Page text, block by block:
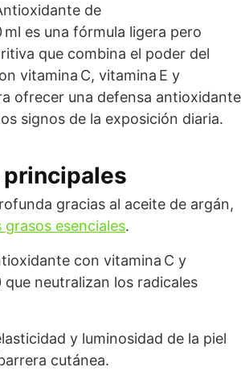
de
ml es una fórmula ligera pero
que combina el poder del
vitamina C, vitamina E y
ofrecer una defensa antioxidante
signos de la exposición diaria.
gracias al aceite de argán,
grasos esenciales.
con vitamina C y
que neutralizan los radicales
y luminosidad de la piel
cutánea.